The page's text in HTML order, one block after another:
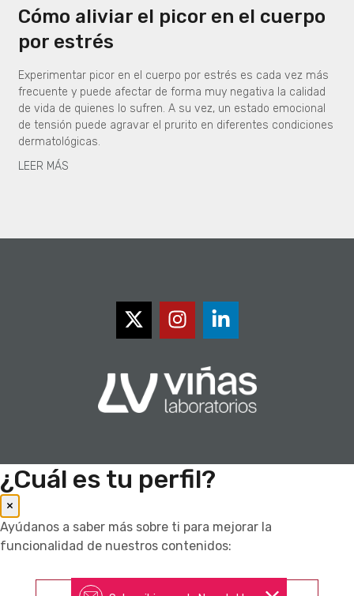
Cómo aliviar el picor en el cuerpo
por estrés
Experimentar picor en el cuerpo por estrés es cada vez más
frecuente y puede afectar de forma muy negativa la calidad
de vida de quienes lo sufren. A su vez, un estado emocional
de tensión puede agravar el prurito en diferentes condiciones
dermatológicas.
LEER MÁS
¿Cuál es tu perfil?
×
Ayúdanos a saber más sobre ti para mejorar la
funcionalidad de nuestros contenidos:
Farmacéutico